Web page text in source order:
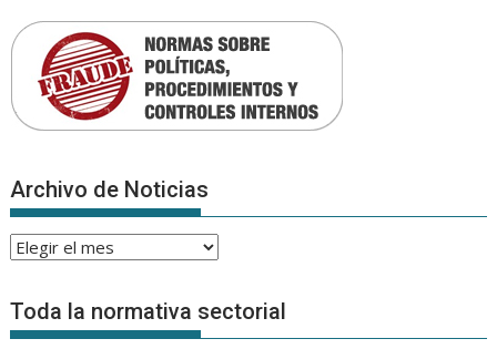
Archivo de Noticias
Archivo
Noticias
Toda la normativa sectorial